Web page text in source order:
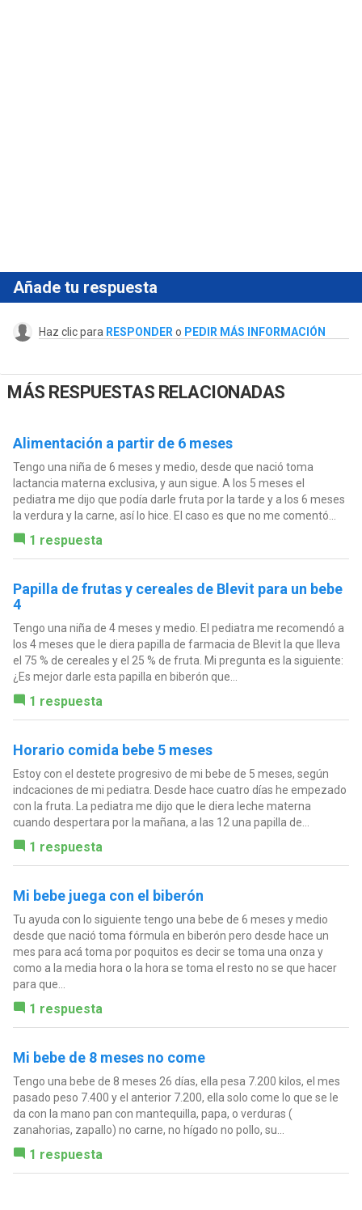
Añade tu respuesta
Haz clic para RESPONDER o PEDIR MÁS INFORMACIÓN
MÁS RESPUESTAS RELACIONADAS
Alimentación a partir de 6 meses
Tengo una niña de 6 meses y medio, desde que nació toma
lactancia materna exclusiva, y aun sigue. A los 5 meses el
pediatra me dijo que podía darle fruta por la tarde y a los 6 meses
la verdura y la carne, así lo hice. El caso es que no me comentó...
1 respuesta
Papilla de frutas y cereales de Blevit para un bebe
4
Tengo una niña de 4 meses y medio. El pediatra me recomendó a
los 4 meses que le diera papilla de farmacia de Blevit la que lleva
el 75 % de cereales y el 25 % de fruta. Mi pregunta es la siguiente:
¿Es mejor darle esta papilla en biberón que...
1 respuesta
Horario comida bebe 5 meses
Estoy con el destete progresivo de mi bebe de 5 meses, según
indcaciones de mi pediatra. Desde hace cuatro días he empezado
con la fruta. La pediatra me dijo que le diera leche materna
cuando despertara por la mañana, a las 12 una papilla de...
1 respuesta
Mi bebe juega con el biberón
Tu ayuda con lo siguiente tengo una bebe de 6 meses y medio
desde que nació toma fórmula en biberón pero desde hace un
mes para acá toma por poquitos es decir se toma una onza y
como a la media hora o la hora se toma el resto no se que hacer
para que...
1 respuesta
Mi bebe de 8 meses no come
Tengo una bebe de 8 meses 26 días, ella pesa 7.200 kilos, el mes
pasado peso 7.400 y el anterior 7.200, ella solo come lo que se le
da con la mano pan con mantequilla, papa, o verduras (
zanahorias, zapallo) no carne, no hígado no pollo, su...
1 respuesta